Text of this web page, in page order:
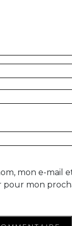
mon e-mail
pour mon